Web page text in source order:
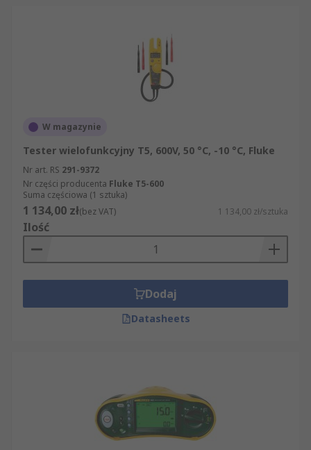
W magazynie
Tester wielofunkcyjny T5, 600V, 50 °C, -10 °C, Fluke
Nr art. RS 291-9372
Nr części producenta Fluke T5-600
Suma częściowa (1 sztuka)
1 134,00 zł(bez VAT) 1 134,00 zł/sztuka
Ilość
Dodaj
Datasheets